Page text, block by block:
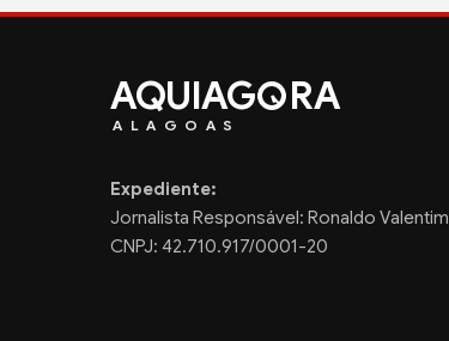
AQUIAG RA
ALAGOAS
Expediente:
Jornalista Responsável: Ronaldo Valentim
CNPJ: 42.710.917/0001-20